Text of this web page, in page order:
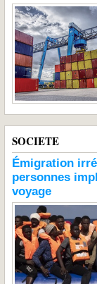
SOCIETE
Émigration
personnes
voyage